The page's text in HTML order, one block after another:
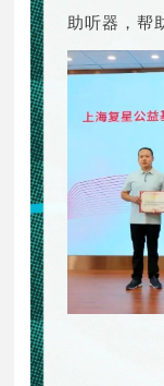
助听器，帮